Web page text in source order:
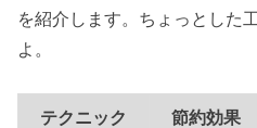
を紹介します。ちょっとした
よ。
テクニック 節約効果